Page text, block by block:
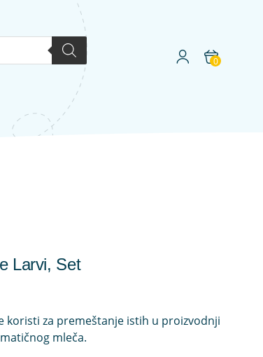
0
Larvi, Set
koristi za premeštanje istih u proizvodnji
mleča.